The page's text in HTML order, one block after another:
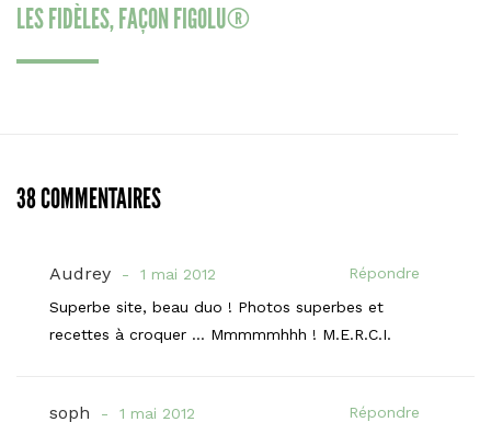
LES FIDÈLES, FAÇON FIGOLU®
38 COMMENTAIRES
Audrey 1 mai 2012
Répondre
Superbe site, beau duo ! Photos superbes et
recettes à croquer … Mmmmmhhh ! M.E.R.C.I.
soph 1 mai 2012
Répondre